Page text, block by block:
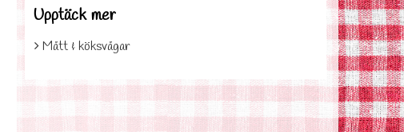
Upptäck mer
Mått & köksvågar